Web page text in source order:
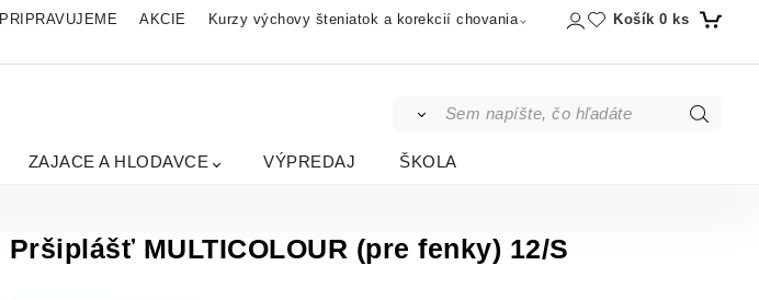
PRIPRAVUJEME AKCIE Kurzy výchovy šteniatok a korekcií chovania Košík 0 ks
ZAJACE A HLODAVCE VÝPREDAJ ŠKOLA
Pršiplášť MULTICOLOUR (pre fenky) 12/S